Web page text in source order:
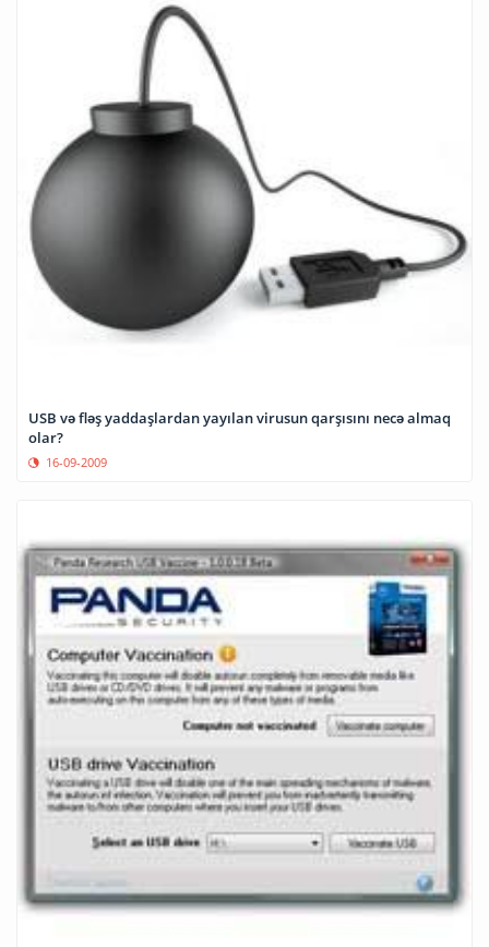
USB və fləş yaddaşlardan yayılan virusun qarşısını necə almaq
olar?
16-09-2009